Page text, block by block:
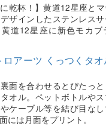
に乾杯！】黄道12星座と
ザインしたステンレス
道12星座に新色モカブ
ロアーツ くっつくタ
面を合わせるとぴたっ
オル。ペットボトルや
ケーブル等を結び目な
には月面をプリント。